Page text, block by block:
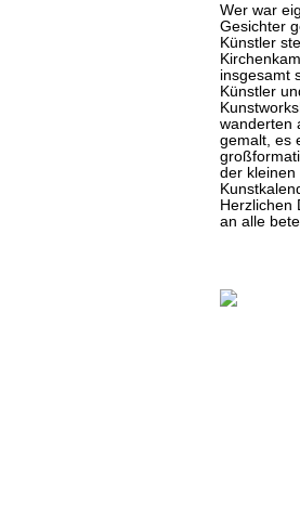
Wer war
Gesichter
Künstler
insgesamt
Künstler
wanderten
gemalt, es
der kleinen
Herzlichen
an alle